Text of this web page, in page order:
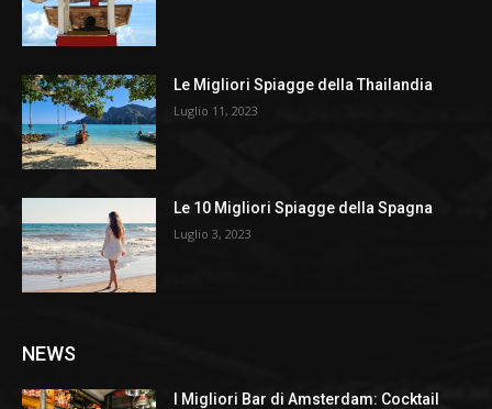
Le Migliori Spiagge della Thailandia
Luglio 11, 2023
Le 10 Migliori Spiagge della Spagna
Luglio 3, 2023
NEWS
I Migliori Bar di Amsterdam: Cocktail